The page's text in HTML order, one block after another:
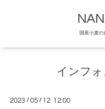
国産小麦の
インフ
2023 /05 / 12 12:00